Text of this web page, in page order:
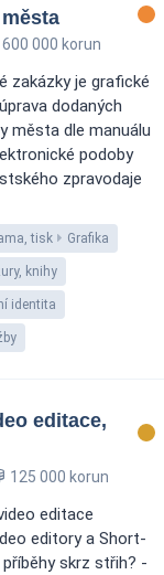
600 000 korun
zakázky je grafické
dodaných
města dle manuálu
podoby
zpravodaje
tisk Grafika
knihy
identita
editace,
125 000 korun
editace
editory a Short-
skrz střih? -